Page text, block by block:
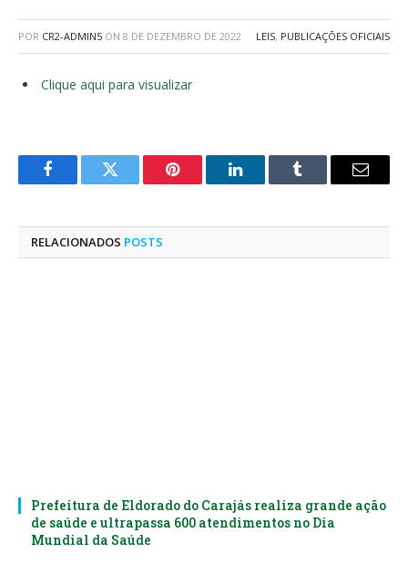
POR CR2-ADMIN5 ON 8 DE DEZEMBRO DE 2022 LEIS, PUBLICAÇÕES OFICIAIS
Clique aqui para visualizar
FacebookTwitter Pinterest LinkedInTumblr
E-
RELACIONADOS POSTS
Prefeitura de Eldorado do Carajás realiza grande ação
de saúde e ultrapassa 600 atendimentos no Dia
Mundial da Saúde